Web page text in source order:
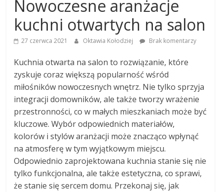
Nowoczesne aranżacje
kuchni otwartych na salon
27 czerwca 2021 Oktawia Kołodziej Brak komentarzy
Kuchnia otwarta na salon to rozwiązanie, które
zyskuje coraz większą popularność wśród
miłośników nowoczesnych wnętrz. Nie tylko sprzyja
integracji domowników, ale także tworzy wrażenie
przestronności, co w małych mieszkaniach może być
kluczowe. Wybór odpowiednich materiałów,
kolorów i stylów aranżacji może znacząco wpłynąć
na atmosferę w tym wyjątkowym miejscu.
Odpowiednio zaprojektowana kuchnia stanie się nie
tylko funkcjonalna, ale także estetyczna, co sprawi,
że stanie się sercem domu. Przekonaj się, jak